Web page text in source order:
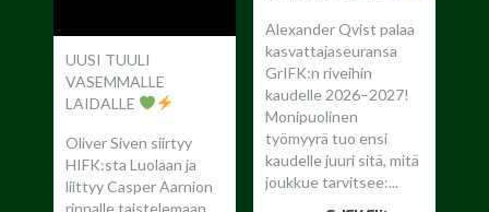
UUSI TUULI
VASEMMALLE
LAIDALLE
Oliver Siven siirtyy
HIFK:sta Luolaan ja
liittyy Casper Aarnion
rinnalle taistelemaan
Alexander Qvist palaa
kasvattajaseuransa
GrIFK:n riveihin
kaudelle 2026–2027!
Monipuolinen
työmyyrä tuo ensi
kaudelle juuri sitä, mitä
joukkue tarvitsee:...